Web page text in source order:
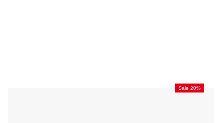
Sale 20%